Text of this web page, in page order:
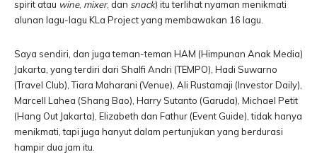
spirit atau wine, mixer, dan snack) itu terlihat nyaman menikmati
alunan lagu-lagu KLa Project yang membawakan 16 lagu.
Saya sendiri, dan juga teman-teman HAM (Himpunan Anak Media)
Jakarta, yang terdiri dari Shalfi Andri (TEMPO), Hadi Suwarno
(Travel Club), Tiara Maharani (Venue), Ali Rustamaji (Investor Daily),
Marcell Lahea (Shang Bao), Harry Sutanto (Garuda), Michael Petit
(Hang Out Jakarta), Elizabeth dan Fathur (Event Guide), tidak hanya
menikmati, tapi juga hanyut dalam pertunjukan yang berdurasi
hampir dua jam itu.